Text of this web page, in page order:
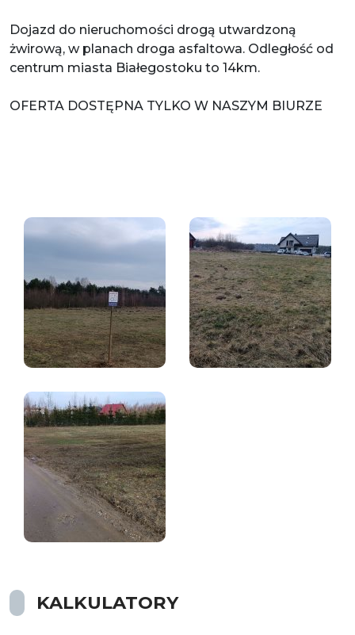
Dojazd do nieruchomości drogą utwardzoną
żwirową, w planach droga asfaltowa. Odległość od
centrum miasta Białegostoku to 14km.
OFERTA DOSTĘPNA TYLKO W NASZYM BIURZE
KALKULATORY